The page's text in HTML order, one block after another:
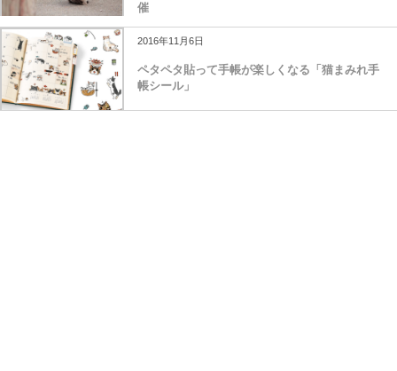
催
2016年11月6日
ペタペタ貼って手帳が楽しくなる「猫まみれ手
帳シール」